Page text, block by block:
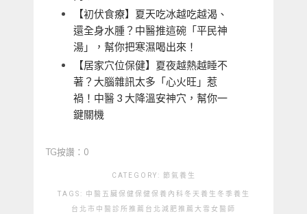
【初伏食療】夏天吃冰越吃越渴、
還全身水腫？中醫推這碗「平民神
湯」，幫你把寒濕喝出來！
【居家穴位保健】夏夜越熱越睡不
著？大腦雜訊太多「心火旺」惹
禍！中醫 3 大降溫安神穴，幫你一
鍵關機
TG按讚：0
CATEGORY: 節氣養生
TAGS: 中醫 五臟保健保健保養 內科 冬天養生 冬季養生
台北市中醫診所推薦 台北減肥推薦 大雪 女醫師